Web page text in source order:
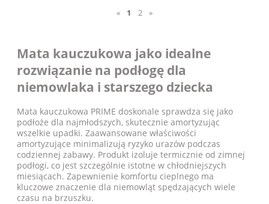
« 1 2 »
Mata kauczukowa jako idealne
rozwiązanie na podłogę dla
niemowlaka i starszego dziecka
Mata kauczukowa PRIME doskonale sprawdza się jako
podłoże dla najmłodszych, skutecznie amortyzując
wszelkie upadki. Zaawansowane właściwości
amortyzujące minimalizują ryzyko urazów podczas
codziennej zabawy. Produkt izoluje termicznie od zimnej
podłogi, co jest szczególnie istotne w chłodniejszych
miesiącach. Zapewnienie komfortu cieplnego ma
kluczowe znaczenie dla niemowląt spędzających wiele
czasu na brzuszku.